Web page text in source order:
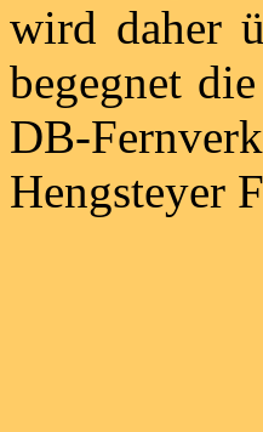
wird daher
begegnet
DB-
Hengsteyer